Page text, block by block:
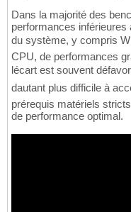
Dans la majorité des
performances
du système, y compris
CPU, de performances
lécart est souvent
dautant plus difficile à
prérequis matériels
de performance optimal.